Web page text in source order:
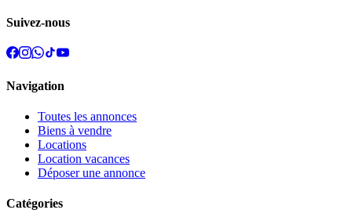
Suivez-nous
Navigation
Toutes les annonces
Biens à vendre
Locations
Location vacances
Déposer une annonce
Catégories